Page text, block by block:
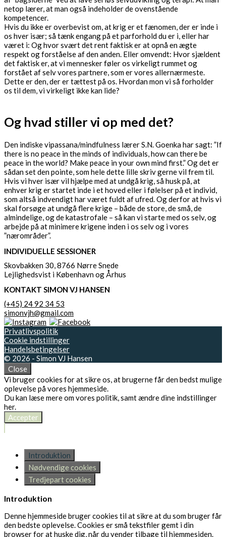
netop lærer, at man også indeholder de ovenstående
kompetencer.
Hvis du ikke er overbevist om, at krig er et fænomen, der er inde i
os hver især; så tænk engang på et parforhold du er i, eller har
været i: Og hvor svært det rent faktisk er at opnå en ægte
respekt og forståelse af den anden. Eller omvendt: Hvor sjældent
det faktisk er, at vi mennesker føler os virkeligt rummet og
forstået af selv vores partnere, som er vores allernærmeste.
Dette er den, der er tættest på os. Hvordan mon vi så forholder
os til dem, vi virkeligt ikke kan lide?
Og hvad stiller vi op med det?
Den indiske vipassana/mindfulness lærer S.N. Goenka har sagt: ”If
there is no peace in the minds of individuals, how can there be
peace in the world? Make peace in your own mind first.” Og det er
sådan set den pointe, som hele dette lille skriv gerne vil frem til.
Hvis vi hver især vil hjælpe med at undgå krig, så husk på, at
enhver krig er startet inde i et hoved eller i følelser på et individ,
som altså indvendigt har været fuldt af ufred. Og derfor at hvis vi
skal forsøge at undgå flere krige – både de store, de små, de
almindelige, og de katastrofale – så kan vi starte med os selv, og
arbejde på at minimere krigene inden i os selv og i vores
”nærområder”.
INDIVIDUELLE SESSIONER
Skovbakken 30, 8766 Nørre Snede
Lejlighedsvist i København og Århus
KONTAKT SIMON VJ HANSEN
(+45) 24 92 34 53
simonvjh@gmail.com
Privatlivspolitik
Cookie indstillinger
Handelsbetingelser
© 2026 - Simon VJ Hansen
Close
Vi bruger cookies for at sikre os, at brugerne får den bedst mulige
oplevelse på vores hjemmeside.
Du kan læse mere om vores politik, samt ændre dine indstillinger
her.
Accepter
Introduktion
Nødvendige cookies
Tredjepart cookies
Introduktion
Denne hjemmeside bruger cookies til at sikre at du som bruger får
den bedste oplevelse. Cookies er små tekstfiler gemt i din
browser for at huske dig, når du vender tilbage til hjemmesiden.